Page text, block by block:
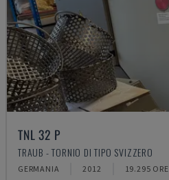
TNL 32 P
TRAUB - TORNIO DI TIPO SVIZZERO
GERMANIA 2012 19.295 ORE